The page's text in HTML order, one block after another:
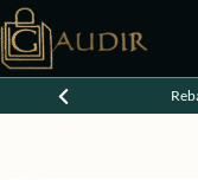
al
contenido
-30%